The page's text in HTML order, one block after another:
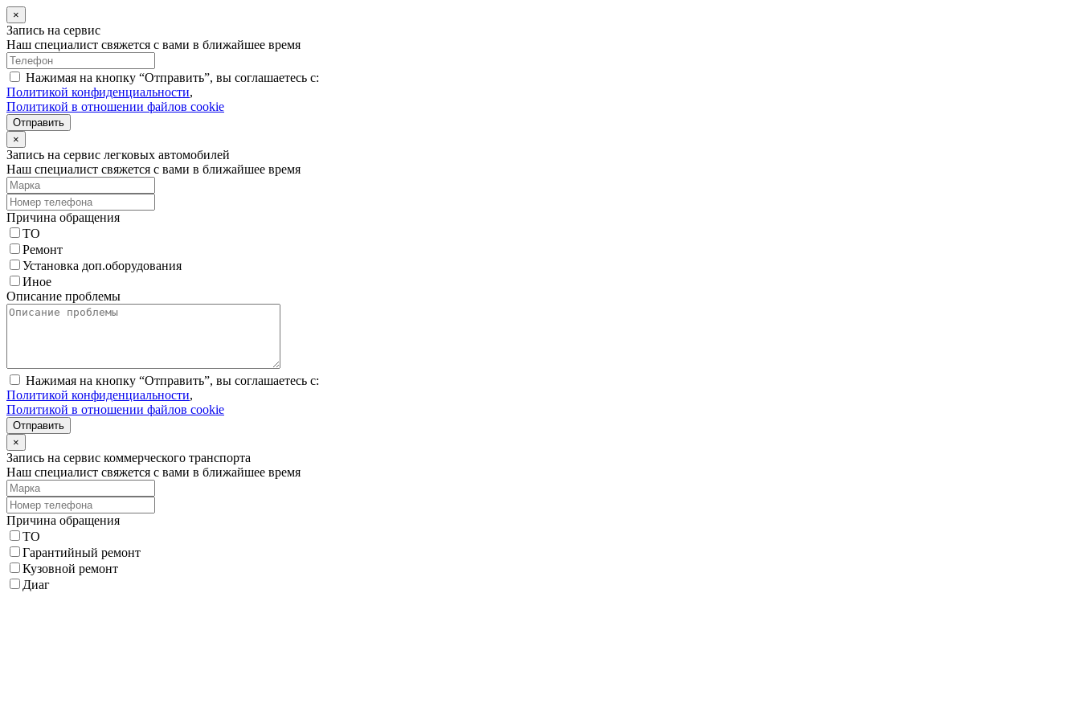
×
Запись на сервис
Наш специалист свяжется с вами в ближайшее время
Нажимая на кнопку “Отправить”, вы соглашаетесь с:
Политикой конфиденциальности,
Политикой в отношении файлов cookie
Отправить
×
Запись на сервис легковых автомобилей
Наш специалист свяжется с вами в ближайшее время
Причина обращения
ТО
Ремонт
Установка доп.оборудования
Иное
Описание проблемы
Нажимая на кнопку “Отправить”, вы соглашаетесь с:
Политикой конфиденциальности,
Политикой в отношении файлов cookie
Отправить
×
Запись на сервис коммерческого транспорта
Наш специалист свяжется с вами в ближайшее время
Причина обращения
ТО
Гарантийный ремонт
Кузовной ремонт
Диаг